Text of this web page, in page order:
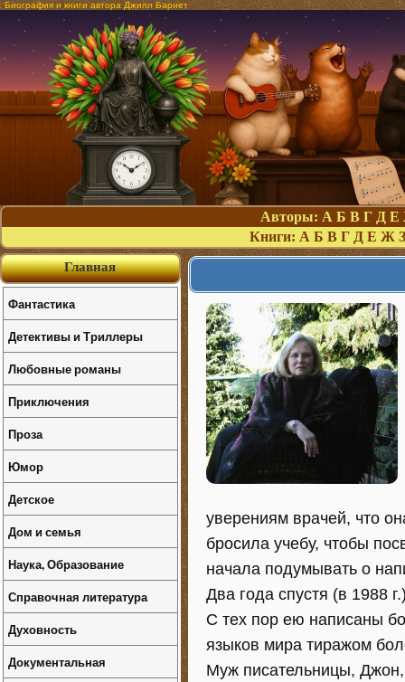
Биография и книги автора Джилл Барнет
Авторы: А Б В Г Д Е
Книги: А Б В Г Д Е Ж З
уверениям врачей, что
бросила учебу, чтобы
начала подумывать о
Два года спустя (в 1988
С тех пор ею написаны
языков мира тиражом
Муж писательницы, Джон,
Главная
Фантастика
Детективы и Триллеры
Любовные романы
Приключения
Проза
Юмор
Детское
Дом и семья
Наука, Образование
Справочная литература
Духовность
Документальная